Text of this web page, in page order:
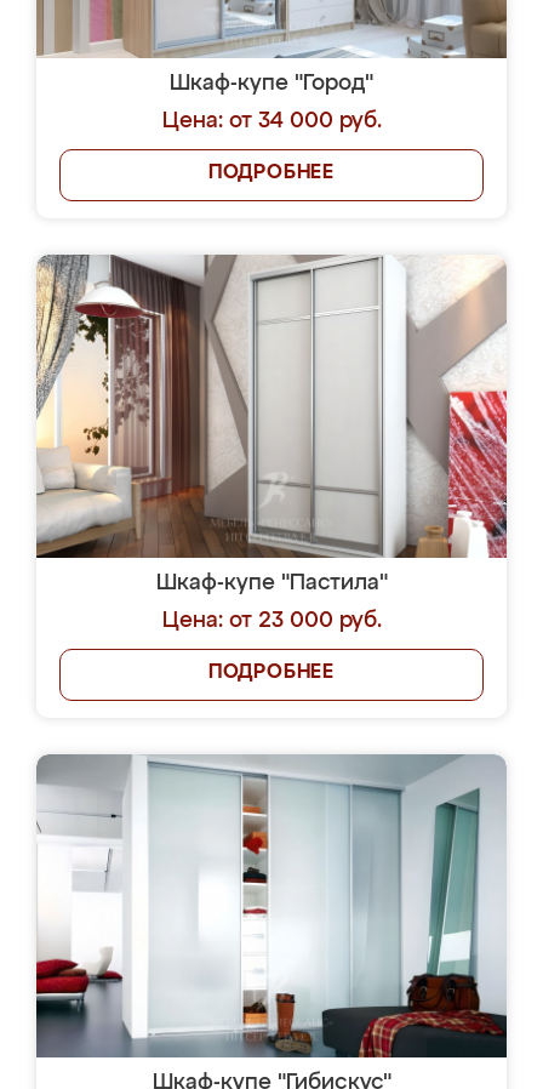
Шкаф-купе "Город"
Цена: от 34 000 руб.
ПОДРОБНЕЕ
Шкаф-купе "Пастила"
Цена: от 23 000 руб.
ПОДРОБНЕЕ
Шкаф-купе "Гибискус"